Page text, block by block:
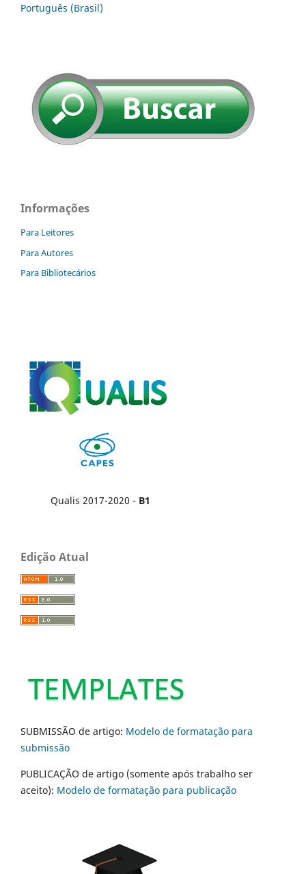
Português (Brasil)
Informações
Para Leitores
Para Autores
Para Bibliotecários
Qualis 2017-2020 - B1
Edição Atual
SUBMISSÃO de artigo: Modelo de formatação para
submissão
PUBLICAÇÃO de artigo (somente após trabalho ser
aceito): Modelo de formatação para publicação